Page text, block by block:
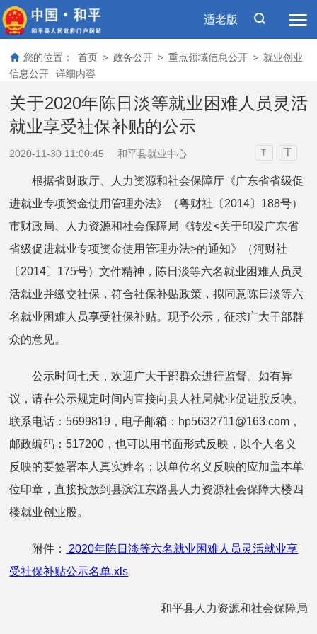
适老版
您的位置： 首页 > 政务公开 > 重点领域信息公开 > 就业创业
信息公开
详细内容
关于2020年陈日淡等就业困难人员灵活
就业享受社保补贴的公示
2020-11-30 11:00:45 和平县就业中心 T T
根据省财政厅、人力资源和社会保障厅《广东省省级促
进就业专项资金使用管理办法》（粤财社〔2014〕188号）
市财政局、人力资源和社会保障局《转发<关于印发广东省
省级促进就业专项资金使用管理办法>的通知》（河财社
〔2014〕175号）文件精神，陈日淡等六名就业困难人员灵
活就业并缴交社保，符合社保补贴政策，拟同意陈日淡等六
名就业困难人员享受社保补贴。现予公示，征求广大干部群
众的意见。
公示时间七天，欢迎广大干部群众进行监督。如有异
议，请在公示规定时间内直接向县人社局就业促进股反映。
联系电话：5699819，电子邮箱：hp5632711@163.com，
邮政编码：517200，也可以用书面形式反映，以个人名义
反映的要签署本人真实姓名；以单位名义反映的应加盖本单
位印章，直接投放到县滨江东路县人力资源社会保障大楼四
楼就业创业股。
附件：
2020年陈日淡等六名就业困难人员灵活就业享
受社保补贴公示名单.xls
和平县人力资源和社会保障局